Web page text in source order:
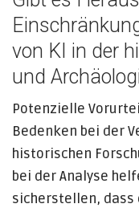
von KI in der
und
Potenzielle
Bedenken bei der
historischen
bei der Analyse
sicherstellen, dass